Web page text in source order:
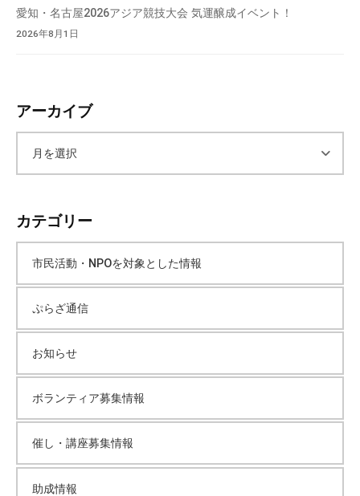
愛知・名古屋2026アジア競技大会 気運醸成イベント！
2026年8月1日
アーカイブ
カ
イ
ブ
カテゴリー
市民活動・NPOを対象とした情報
ぷらざ通信
お知らせ
ボランティア募集情報
催し・講座募集情報
助成情報